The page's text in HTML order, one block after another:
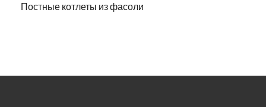
Постные котлеты из фасоли